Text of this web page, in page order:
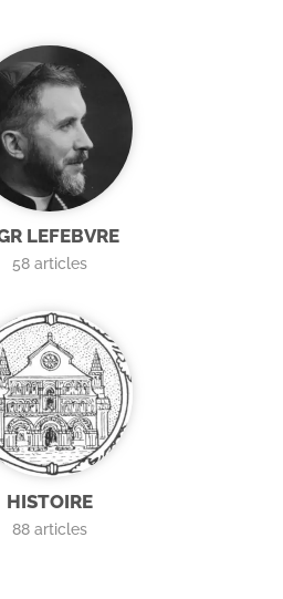
LEFEBVRE
58 articles
HISTOIRE
88 articles